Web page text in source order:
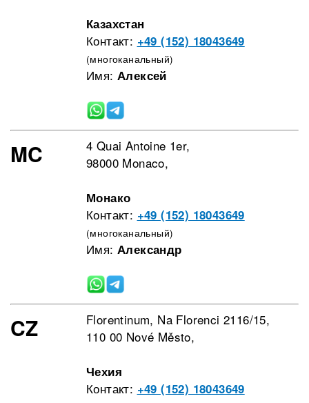
Казахстан
Контакт: +49 (152) 18043649
(многоканальный)
Имя: Алексей
MC
4 Quai Antoine 1er,
98000 Monaco,
Монако
Контакт: +49 (152) 18043649
(многоканальный)
Имя: Александр
CZ
Florentinum, Na Florenci 2116/15,
110 00 Nové Město,
Чехия
Контакт: +49 (152) 18043649